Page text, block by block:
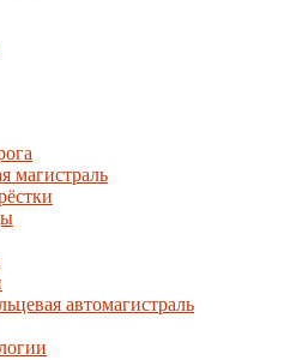
магистраль
автомагистраль